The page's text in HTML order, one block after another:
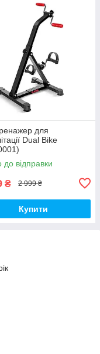
для
Dual Bike
до відправки
₴ 2 999 ₴
Купити